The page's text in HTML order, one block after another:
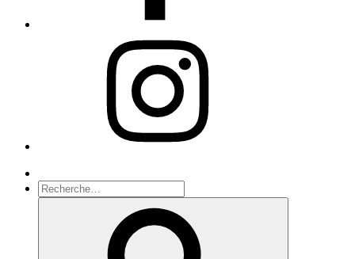
Recherche
pour